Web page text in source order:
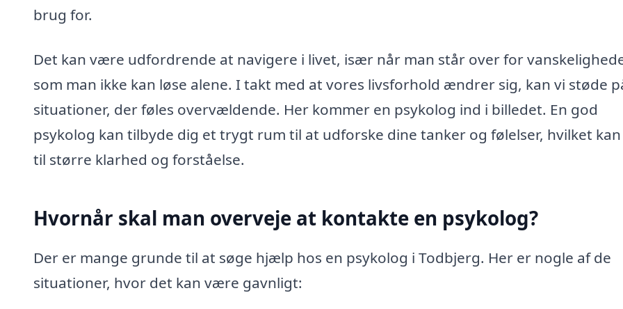
brug for.
Det kan være udfordrende at navigere i livet, især når man står over for
som man ikke kan løse alene. I takt med at vores livsforhold ændrer sig, kan vi støde
situationer, der føles overvældende. Her kommer en psykolog ind i billedet. En god
psykolog kan tilbyde dig et trygt rum til at udforske dine tanker og følelser, hvilket
til større klarhed og forståelse.
Hvornår skal man overveje at kontakte en psykolog?
Der er mange grunde til at søge hjælp hos en psykolog i Todbjerg. Her er nogle af de
situationer, hvor det kan være gavnligt: